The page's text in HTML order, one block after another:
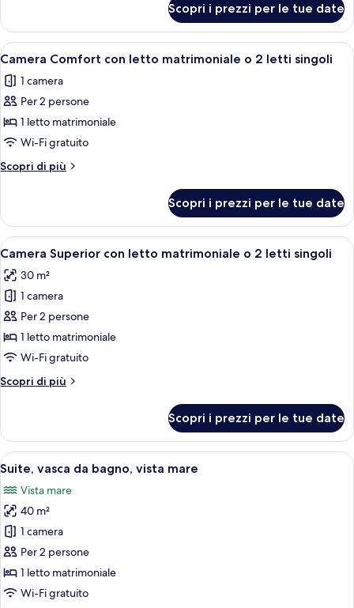
matrimoniale
o
2
letti
singoli
Classic
con
letto
o
2
singoli
Scopri i prezzi per le tue date
Apri
tutte
le
foto
per
Camera
Comfort
con
matrimoniale
o
2
letti
singoli
Camera Comfort con letto
15
Camera Comfort con letto matrimoniale o 2 letti singoli
1 camera
Per 2 persone
1 letto matrimoniale
Wi-Fi gratuito
Scopri di più
Altri
Comfort
con
letto
matrimoniale
o
2
letti
singoli
Scopri i prezzi per le tue date
Apri
tutte
le
foto
per
Camera
Superior
letto
2
letti
Un letto rifatto con cuscini viola e
13
Camera Superior con letto matrimoniale o 2 letti singoli
30 m²
1 camera
Per 2 persone
1 letto matrimoniale
Wi-Fi gratuito
Scopri di più
Altri
Superior
con
letto
o
2
letti
singoli
Scopri i prezzi per le tue date
Apri
tutte
le
foto
per
Suite,
vasca
da
Una camera da letto con un letto,
2
Suite, vasca da bagno, vista mare
Vista mare
40 m²
1 camera
Per 2 persone
1 letto matrimoniale
Wi-Fi gratuito